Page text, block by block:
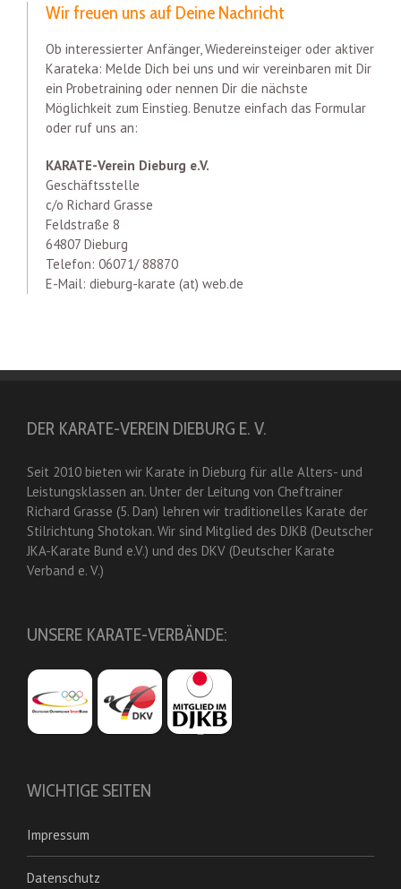
Wir freuen uns auf Deine Nachricht
Ob interessierter Anfänger, Wiedereinsteiger oder aktiver
Karateka: Melde Dich bei uns und wir vereinbaren mit Dir
ein Probetraining oder nennen Dir die nächste
Möglichkeit zum Einstieg. Benutze einfach das Formular
oder ruf uns an:
KARATE-Verein Dieburg e.V.
Geschäftsstelle
c/o Richard Grasse
Feldstraße 8
64807 Dieburg
Telefon: 06071/ 88870
E-Mail: dieburg-karate (at) web.de
DER KARATE-VEREIN DIEBURG E. V.
Seit 2010 bieten wir Karate in Dieburg für alle Alters- und
Leistungsklassen an. Unter der Leitung von Cheftrainer
Richard Grasse (5. Dan) lehren wir traditionelles Karate der
Stilrichtung Shotokan. Wir sind Mitglied des DJKB (Deutscher
JKA-Karate Bund e.V.) und des DKV (Deutscher Karate
Verband e. V.)
UNSERE KARATE-VERBÄNDE:
WICHTIGE SEITEN
Impressum
Datenschutz